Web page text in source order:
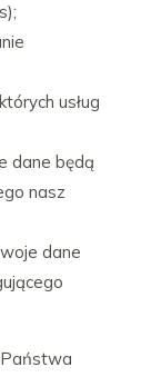
usług
dane będą
nasz
dane